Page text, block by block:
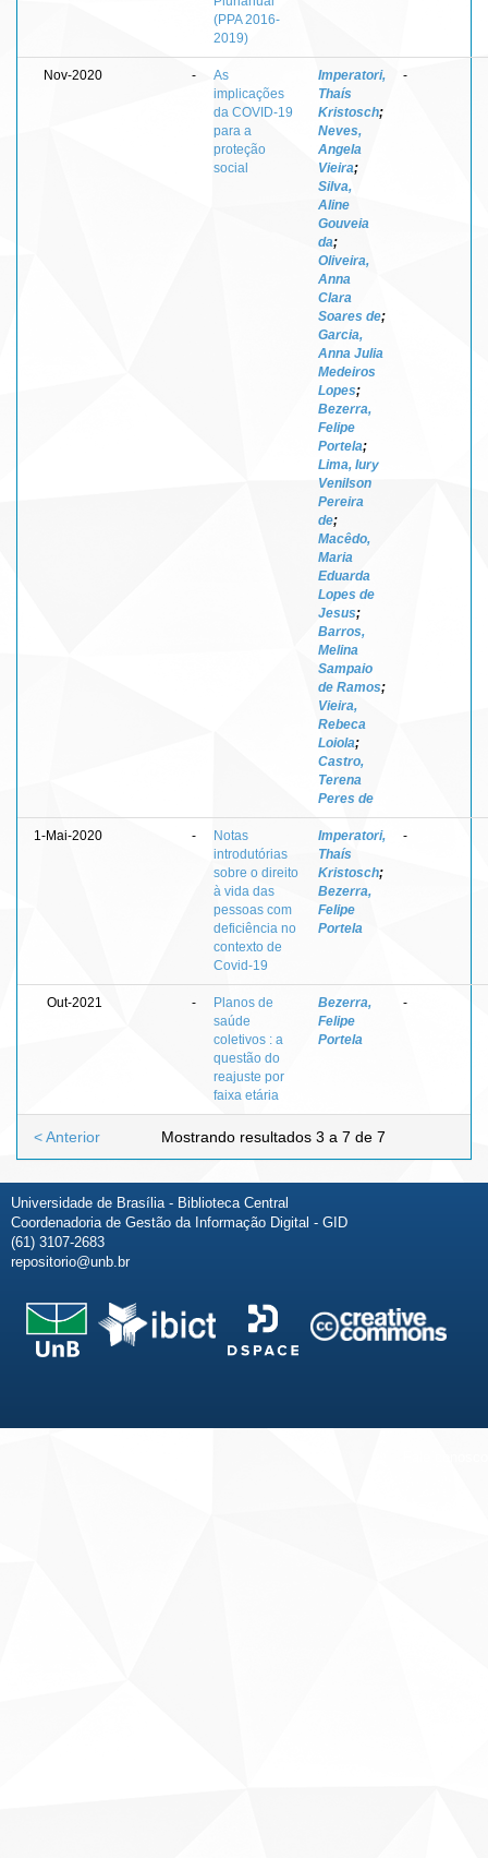
(PPA 2016-
2019)
Nov-2020 -
As
implicações
da COVID-19
para a
proteção
social
Imperatori,
Thaís
Kristosch;
Neves,
Angela
Vieira;
Silva,
Aline
Gouveia
da;
Oliveira,
Anna
Clara
Soares de;
Garcia,
Anna Julia
Medeiros
Lopes;
Bezerra,
Felipe
Portela;
Lima, Iury
Venilson
Pereira
de;
Macêdo,
Maria
Eduarda
Lopes de
Jesus;
Barros,
Melina
Sampaio
de Ramos;
Vieira,
Rebeca
Loiola;
Castro,
Terena
Peres de
-
1-Mai-2020 -
Notas
introdutórias
sobre o direito
à vida das
pessoas com
deficiência no
contexto de
Covid-19
Imperatori,
Thaís
Kristosch;
Bezerra,
Felipe
Portela
-
Out-2021 -
Planos de
saúde
coletivos : a
questão do
reajuste por
faixa etária
Bezerra,
Felipe
Portela
-
Mostrando resultados 3 a 7 de 7
< Anterior
Universidade de Brasília - Biblioteca Central
Coordenadoria de Gestão da Informação Digital - GID
(61) 3107-2683
repositorio@unb.br